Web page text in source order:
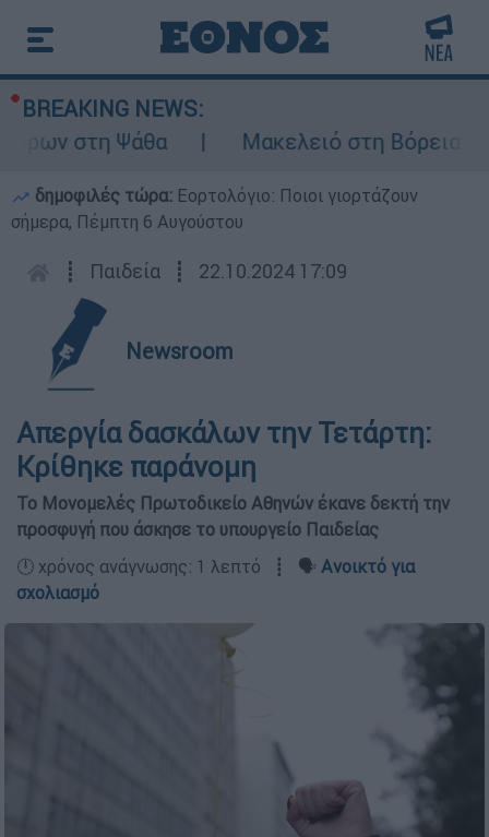
BREAKING NEWS:
στη Ψάθα
Μακελειό στη Βόρεια
δημοφιλές τώρα: Εορτολόγιο: Ποιοι γιορτάζουν
σήμερα, Πέμπτη 6 Αυγούστου
┋ Παιδεία ┋ 22.10.2024 17:09
Newsroom
Απεργία δασκάλων την Τετάρτη:
Κρίθηκε παράνομη
Το Μονομελές Πρωτοδικείο Αθηνών έκανε δεκτή την
προσφυγή που άσκησε το υπουργείο Παιδείας
🕛 χρόνος ανάγνωσης: 1 λεπτό ┋ 🗣️ Ανοικτό για
σχολιασμό